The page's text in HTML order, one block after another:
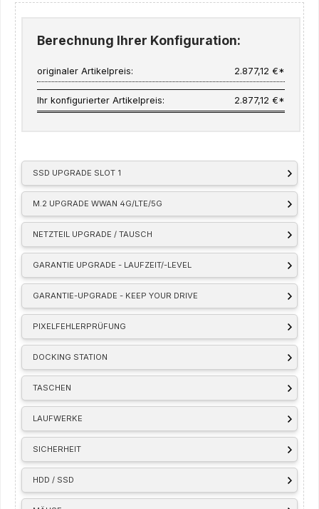
SSD UPGRADE SLOT 1
M.2 UPGRADE WWAN 4G/LTE/5G
NETZTEIL UPGRADE / TAUSCH
GARANTIE UPGRADE - LAUFZEIT/-LEVEL
GARANTIE-UPGRADE - KEEP YOUR DRIVE
PIXELFEHLERPRÜFUNG
DOCKING STATION
TASCHEN
LAUFWERKE
SICHERHEIT
HDD / SSD
Berechnung Ihrer Konfiguration:
originaler Artikelpreis: 2.877,12 €*
Ihr konfigurierter Artikelpreis: 2.877,12 €*